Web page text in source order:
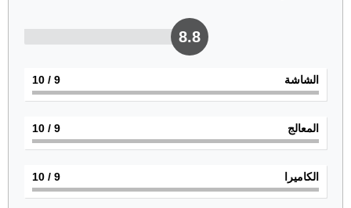
8.8
الشاشة 9
/ 10
المعالج 9
/ 10
الكاميرا 9
/ 10